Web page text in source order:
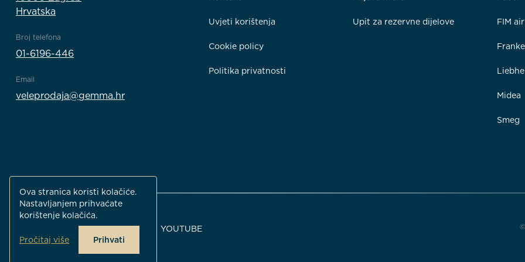
Hrvatska
Broj telefona
01-6196-446
Email
veleprodaja@gemma.hr
Uvjeti korištenja
Cookie policy
Politika privatnosti
Upit za rezervne dijelove FIM
Franke
Midea
Smeg
INSTAGRAM YOUTUBE
Ova stranica koristi kolačiće.
Nastavljanjem prihvaćate
korištenje kolačića.
Pročitaj više Prihvati